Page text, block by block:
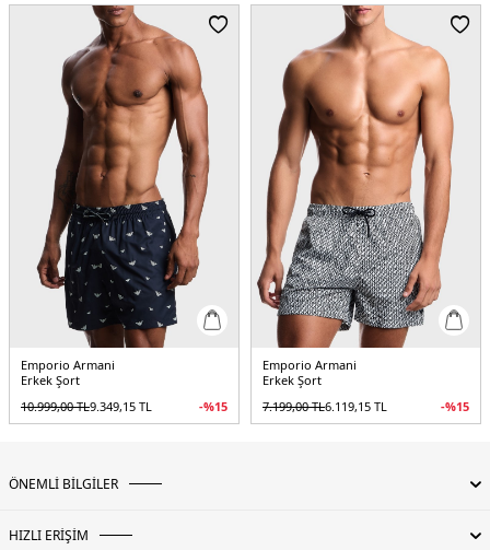
Emporio Armani
Erkek Şort
10.999,00TL9.349,15 TL -%15
Emporio Armani
Erkek Şort
7.199,00TL6.119,15 TL -%15
ÖNEMLİ BİLGİLER
HIZLI ERİŞİM